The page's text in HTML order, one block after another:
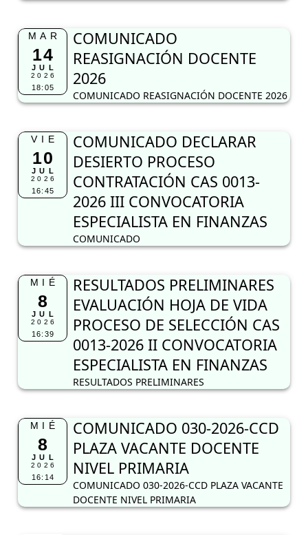
MAR
14
JUL
2026
18:05
COMUNICADO
REASIGNACIÓN DOCENTE
2026
COMUNICADO REASIGNACIÓN DOCENTE 2026
VIE
10
JUL
2026
16:45
COMUNICADO DECLARAR
DESIERTO PROCESO
CONTRATACIÓN CAS 0013-
2026 III CONVOCATORIA
ESPECIALISTA EN FINANZAS
COMUNICADO
MIÉ
8
JUL
2026
16:39
RESULTADOS PRELIMINARES
EVALUACIÓN HOJA DE VIDA
PROCESO DE SELECCIÓN CAS
0013-2026 II CONVOCATORIA
ESPECIALISTA EN FINANZAS
RESULTADOS PRELIMINARES
MIÉ
8
JUL
2026
16:14
COMUNICADO 030-2026-CCD
PLAZA VACANTE DOCENTE
NIVEL PRIMARIA
COMUNICADO 030-2026-CCD PLAZA VACANTE
DOCENTE NIVEL PRIMARIA